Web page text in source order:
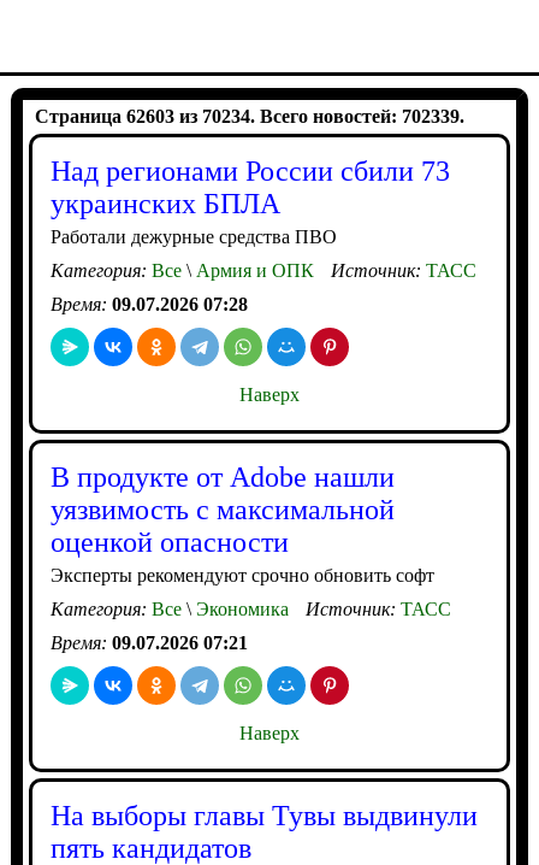
Страница 62603 из 70234. Всего новостей: 702339.
Над регионами России сбили 73
украинских БПЛА
Работали дежурные средства ПВО
Категория: Все\Армия и ОПК Источник: ТАСС
Время: 09.07.2026 07:28
Наверх
В продукте от Adobe нашли
уязвимость с максимальной
оценкой опасности
Эксперты рекомендуют срочно обновить софт
Категория: Все\Экономика Источник: ТАСС
Время: 09.07.2026 07:21
Наверх
На выборы главы Тувы выдвинули
пять кандидатов